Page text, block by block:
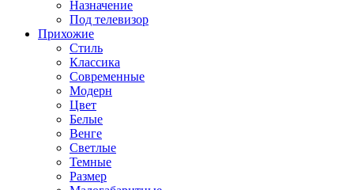
Назначение
Под телевизор
Прихожие
Стиль
Классика
Современные
Модерн
Цвет
Белые
Венге
Светлые
Темные
Размер